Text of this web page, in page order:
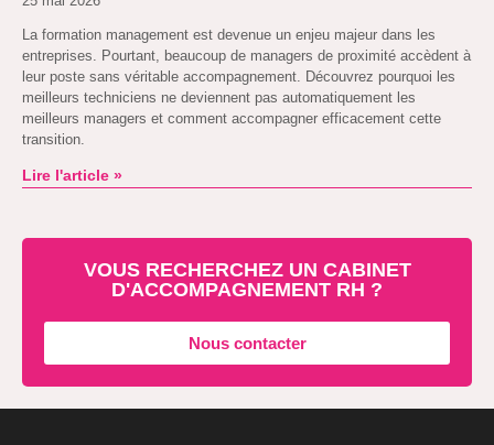
La formation management est devenue un enjeu majeur dans les
entreprises. Pourtant, beaucoup de managers de proximité accèdent à
leur poste sans véritable accompagnement. Découvrez pourquoi les
meilleurs techniciens ne deviennent pas automatiquement les
meilleurs managers et comment accompagner efficacement cette
transition.
Lire l'article »
VOUS RECHERCHEZ UN CABINET
D'ACCOMPAGNEMENT RH ?
Nous contacter